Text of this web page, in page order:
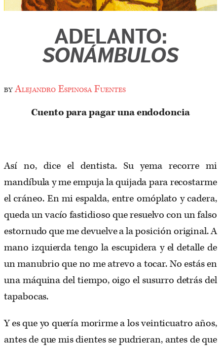
ADELANTO:
SONÁMBULOS
byAlejandro Espinosa Fuentes
Cuento para pagar una endodoncia
Así no, dice el dentista. Su yema recorre mi
mandíbula y me empuja la quijada para recostarme
el cráneo. En mi espalda, entre omóplato y cadera,
queda un vacío fastidioso que resuelvo con un falso
estornudo que me devuelve a la posición original. A
mano izquierda tengo la escupidera y el detalle de
un manubrio que no me atrevo a tocar. No estás en
una máquina del tiempo, oigo el susurro detrás del
tapabocas.
Y es que yo quería morirme a los veinticuatro años,
antes de que mis dientes se pudrieran, antes de que